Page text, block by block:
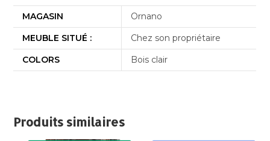
MAGASIN
Ornano
MEUBLE SITUÉ :
Chez son propriétaire
COLORS
Bois clair
Produits similaires